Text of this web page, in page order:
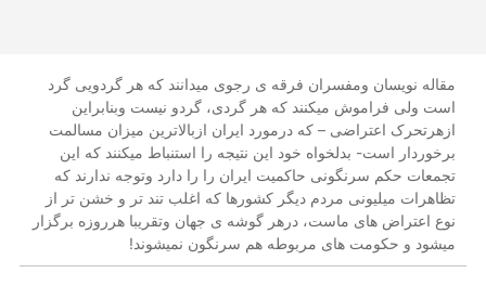
مقاله نویسان ومفسران فرقه ی رجوی میدانند که هر گردویی گرد
است ولی فراموش میکنند که هر گردی، گردو نیست وبنابراین
ازهرتحرک اعتراضی – که درمورد ایران ازبالاترین میزان مسالمت
برخوردار است- بدلخواه خود این نتیجه را استنباط میکنند که این
تجمعات حکم سرنگونی حاکمیت ایران را را دارد وتوجه ندارند که
تظاهرات میلیونی مردم دیگر کشورها که اغلب تند تر و خشن تر از
نوع اعتراض های ماست، درهر گوشه ی جهان وتقریبا هرروزه برگزار
میشود و حکومت های مربوطه هم سرنگون نمیشوند!